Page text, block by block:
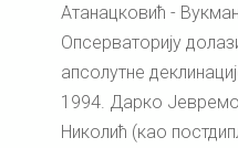
Атанацковић -
Опсерваторију
апсолутне
1994. Дарко
Николић (као